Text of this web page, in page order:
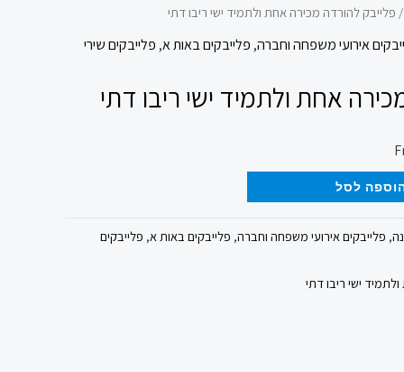
/ פלייבק להורדה מכירה אחת ולתמיד ישי ריבו דתי
אירועי משפחה וחברה, פלייבקים באות א, פלייבקים שירי
אחת ולתמיד ישי ריבו דתי
לסל
, פלייבקים אירועי משפחה וחברה, פלייבקים באות א, פלייבקים
ישי ריבו דתי